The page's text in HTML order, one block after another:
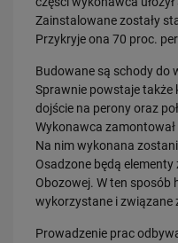
Zainstalowane zostały
Przykryje ona 70 proc.
Budowane są schody do
Sprawnie powstaje także
dojście na perony oraz
Wykonawca
Na nim wykonana
Osadzone będą
Obozowej. W ten sposób
wykorzystane i związane
Prowadzenie prac
30.07.2026
Nowy wiadukt w Żorach
sprawniejsza…